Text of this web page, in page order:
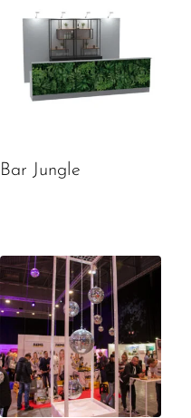
Bar Jungle